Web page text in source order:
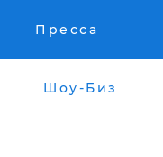
Пресса
Шоу-Биз